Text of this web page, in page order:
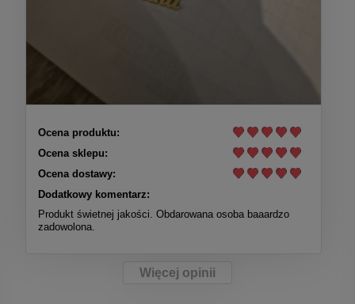
Ocena produktu:
Ocena sklepu:
Ocena dostawy:
Dodatkowy komentarz:
Produkt świetnej jakości. Obdarowana osoba baaardzo
zadowolona.
Więcej opinii